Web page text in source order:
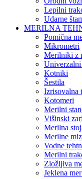
Lepilni
Udarne
MERILNA
Pomična
Mikrometri
Merilniki z
Kotniki
Šestila
Izrisovalna
Kotomeri
Merilni
Višinski
Merilna
Merilne
Vodne
Merilni
Zložljiva
Jeklena